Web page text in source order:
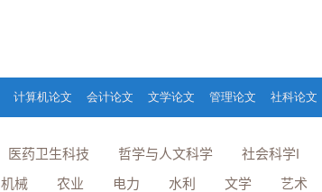
计算机论文 会计论文 文学论文 管理论文 社科论文
医药卫生科技 哲学与人文科学 社会科学I
机械 农业 电力 水利 文学 艺术